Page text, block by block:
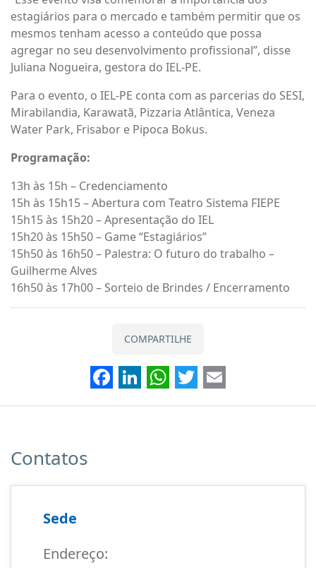
estagiários para o mercado e também permitir que os
mesmos tenham acesso a conteúdo que possa
agregar no seu desenvolvimento profissional”, disse
Juliana Nogueira, gestora do IEL-PE.
Para o evento, o IEL-PE conta com as parcerias do SESI,
Mirabilandia, Karawatã, Pizzaria Atlântica, Veneza
Water Park, Frisabor e Pipoca Bokus.
Programação:
13h às 15h – Credenciamento
15h às 15h15 – Abertura com Teatro Sistema FIEPE
15h15 às 15h20 – Apresentação do IEL
15h20 às 15h50 – Game “Estagiários”
15h50 às 16h50 – Palestra: O futuro do trabalho –
Guilherme Alves
16h50 às 17h00 – Sorteio de Brindes / Encerramento
COMPARTILHE
Facebook
LinkedIn
WhatsApp
Twitter
Contatos
Sede
Endereço: